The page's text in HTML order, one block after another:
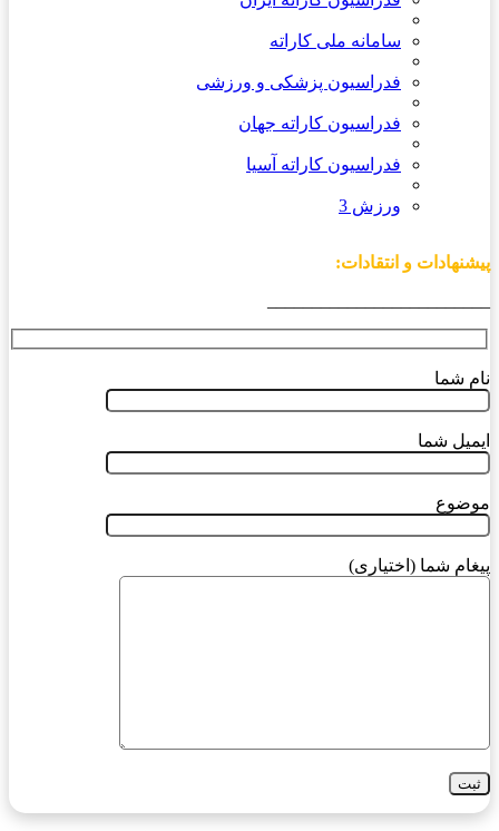
سامانه ملی کاراته
فدراسیون پزشکی و ورزشی
فدراسیون کاراته جهان
فدراسیون کاراته آسیا
ورزش 3
پیشنهادات و انتقادات:
نام شما
ایمیل شما
موضوع
پیغام شما (اختیاری)